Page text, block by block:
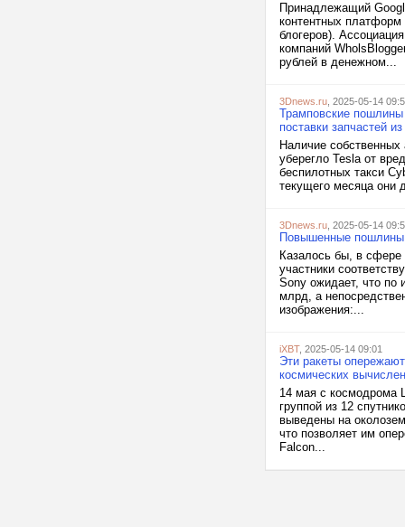
Принадлежащий
контентных
блогеров).
компаний
рублей в денежном...
3Dnews.ru , 2025-05-14
Трамповские пошлины
поставки запчастей
Наличие
уберегло Tesla от
беспилотных такси
текущего месяца они
3Dnews.ru , 2025-05-14
Повышенные пошлины
Казалось бы, в
участники
Sony ожидает, что по
млрд, а
изображения:...
iXBT, 2025-05-14 09:01
Эти ракеты
космических
14 мая с космодрома
группой из 12
выведены на
что позволяет им
Falcon...